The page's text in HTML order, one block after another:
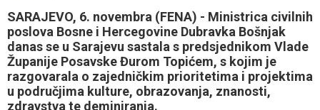
SARAJEVO, 6. novembra (FENA) - Ministrica civilnih
poslova Bosne i Hercegovine Dubravka Bošnjak
danas se u Sarajevu sastala s predsjednikom Vlade
Županije Posavske Đurom Topićem, s kojim je
razgovarala o zajedničkim prioritetima i projektima
u područjima kulture, obrazovanja, znanosti,
zdravstva te deminiranja.